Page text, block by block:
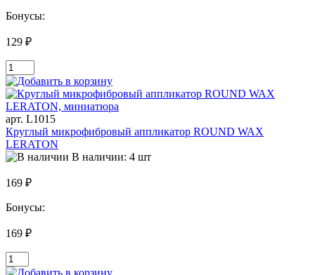
Бонусы:
129 ₽
арт. L1015
Круглый микрофибровый аппликатор ROUND WAX
LERATON
В наличии: 4 шт
169 ₽
Бонусы:
169 ₽